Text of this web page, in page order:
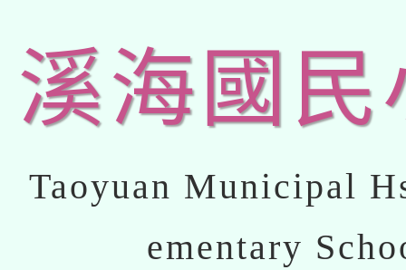
溪海國民
Taoyuan Municipal
ementary